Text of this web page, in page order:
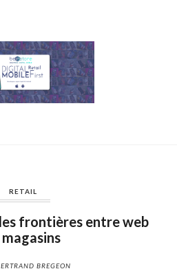
RETAIL
frontières entre web
BREGEON